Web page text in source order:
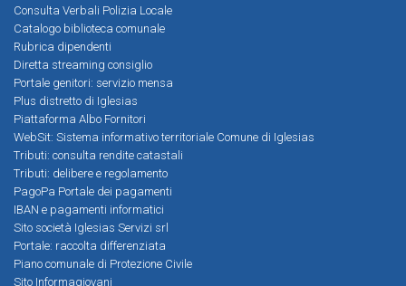
Consulta Verbali Polizia Locale
Catalogo biblioteca comunale
Rubrica dipendenti
Diretta streaming consiglio
Portale genitori: servizio mensa
Plus distretto di Iglesias
Piattaforma Albo Fornitori
WebSit: Sistema informativo territoriale Comune di Iglesias
Tributi: consulta rendite catastali
Tributi: delibere e regolamento
PagoPa Portale dei pagamenti
IBAN e pagamenti informatici
Sito società Iglesias Servizi srl
Portale: raccolta differenziata
Piano comunale di Protezione Civile
Sito Informagiovani